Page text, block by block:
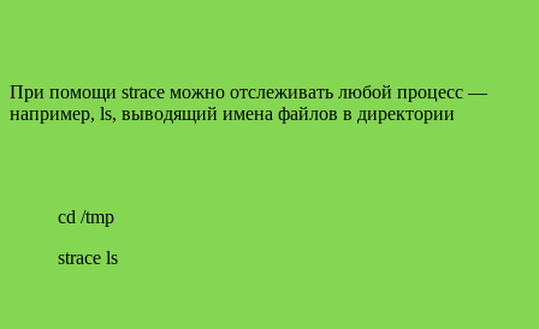
При помощи strace можно отслеживать любой процесс —
например, ls, выводящий имена файлов в директории
cd /tmp
strace ls